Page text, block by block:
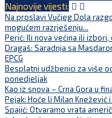
Najnovije vijesti:
Na proslavi Vučjeg Dola
mogućem razrješenju...
Perić: Ili nova većina ili
Dragaš: Saradnja sa
EPCG
Besplatni udžbenici za više
ponedjeljak
Kao iz snova – Crna Gora u
Pejak: Hoće li Milan Knežević
Spajić: Otvaramo vrata